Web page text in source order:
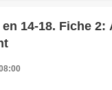
14-18. Fiche 2: